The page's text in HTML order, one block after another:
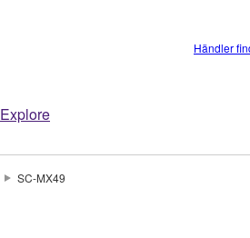
Explore
Händler
SC-MX49